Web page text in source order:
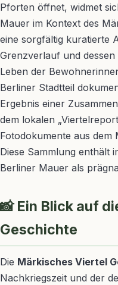
Pforten öffnet, widmet
Mauer im Kontext des
eine sorgfältig kuratierte
Grenzverlauf und
Leben der
Berliner Stadtteil
Ergebnis einer
dem lokalen
Fotodokumente aus dem
Diese Sammlung enthält
Berliner Mauer als
📸 Ein Blick auf
Geschichte
Die Märkisches Viertel
Nachkriegszeit und der